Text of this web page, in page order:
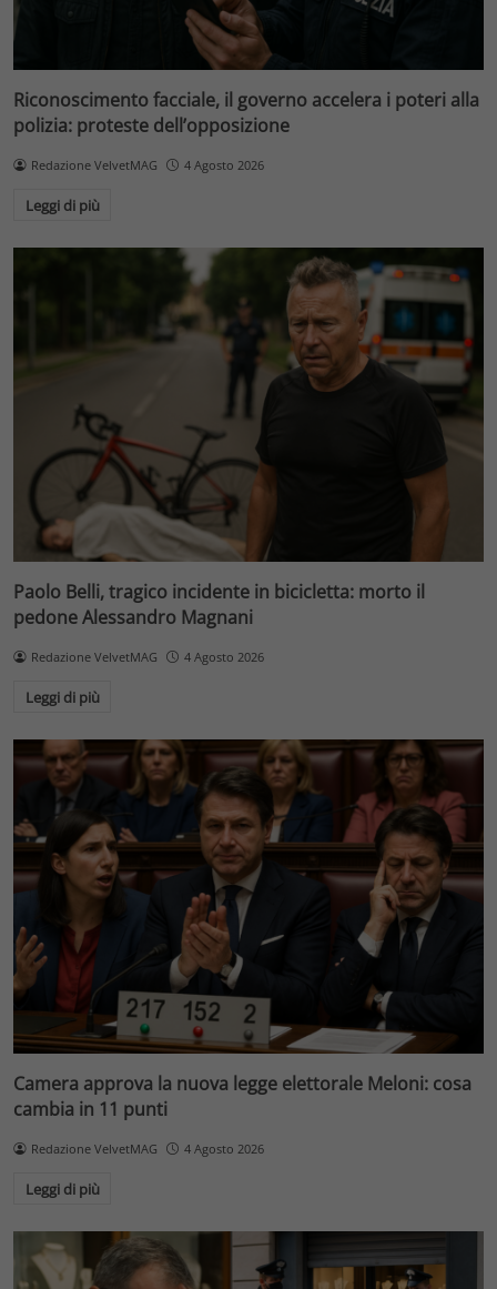
Riconoscimento facciale, il governo accelera i poteri alla
polizia: proteste dell’opposizione
Redazione VelvetMAG 4 Agosto 2026
Leggi di più
Paolo Belli, tragico incidente in bicicletta: morto il
pedone Alessandro Magnani
Redazione VelvetMAG 4 Agosto 2026
Leggi di più
Camera approva la nuova legge elettorale Meloni: cosa
cambia in 11 punti
Redazione VelvetMAG 4 Agosto 2026
Leggi di più